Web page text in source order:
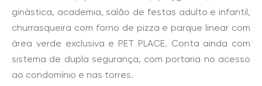
ginástica, academia, salão de festas adulto e infantil,
churrasqueira com forno de pizza e parque linear com
área verde exclusiva e PET PLACE. Conta ainda com
sistema de dupla segurança, com portaria no acesso
ao condomínio e nas torres.